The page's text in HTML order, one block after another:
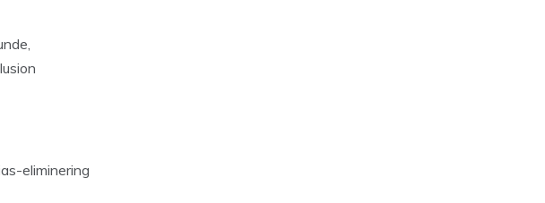
eliminering